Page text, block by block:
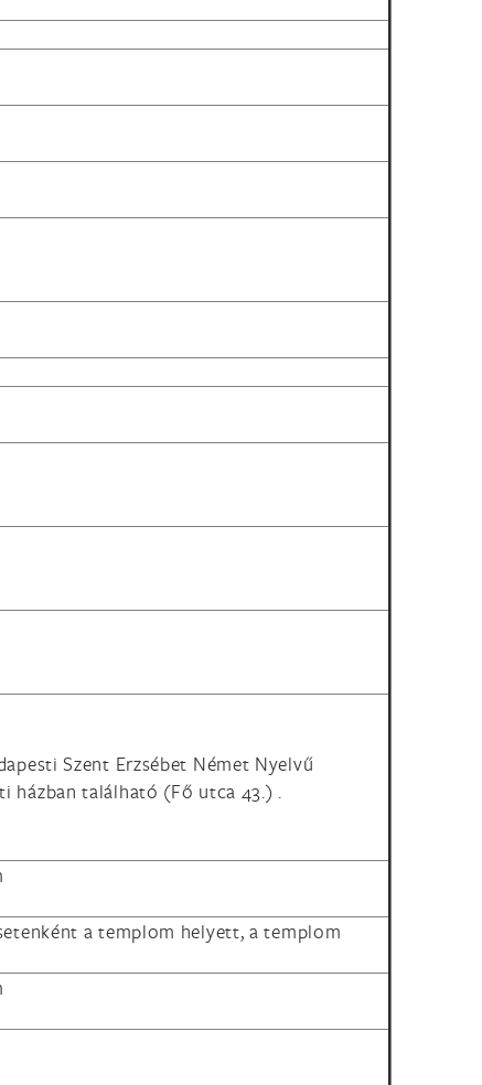
Szent Erzsébet Német Nyelvű
házban található (Fő utca 43.) .
a templom helyett, a templom